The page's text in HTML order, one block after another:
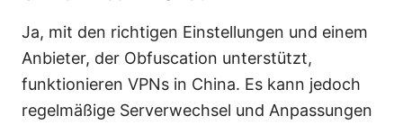
Ja, mit den richtigen Einstellungen und einem
Anbieter, der Obfuscation unterstützt,
funktionieren VPNs in China. Es kann jedoch
regelmäßige Serverwechsel und Anpassungen